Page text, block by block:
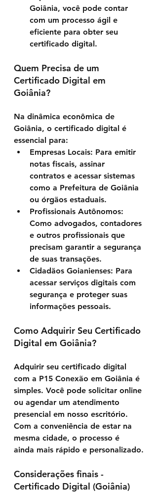
Goiânia, você pode contar
com um processo ágil e
eficiente para obter seu
certificado digital.
Quem Precisa de um
Certificado Digital em
Goiânia?
Na dinâmica econômica de
Goiânia, o certificado digital é
essencial para:
Empresas Locais: Para emitir
notas fiscais, assinar
contratos e acessar sistemas
como a Prefeitura de Goiânia
ou órgãos estaduais.
Profissionais Autônomos:
Como advogados, contadores
e outros profissionais que
precisam garantir a segurança
de suas transações.
Cidadãos Goianienses: Para
acessar serviços digitais com
segurança e proteger suas
informações pessoais.
Como Adquirir Seu Certificado
Digital em Goiânia?
Adquirir seu certificado digital
com a P15 Conexão em Goiânia é
simples. Você pode solicitar online
ou agendar um atendimento
presencial em nosso escritório.
Com a conveniência de estar na
mesma cidade, o processo é
ainda mais rápido e personalizado.
Considerações finais -
Certificado Digital (Goiânia)
Your 14 days trial has
expired.
The trial's over, but the show must go
on! 🎬 Upgrade now to keep your web
masterpiece in the spotlight.